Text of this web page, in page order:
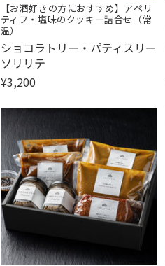
【お酒好きの方におすすめ】アペリ
ティフ・塩味のクッキー詰合せ（常
温）
販
売
元:
ショコラトリー・パティスリー
ソリリテ
¥3,200